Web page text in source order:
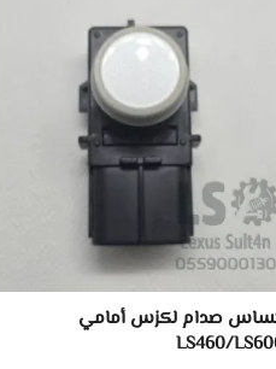
صدام لكزس أمامي
LS460/